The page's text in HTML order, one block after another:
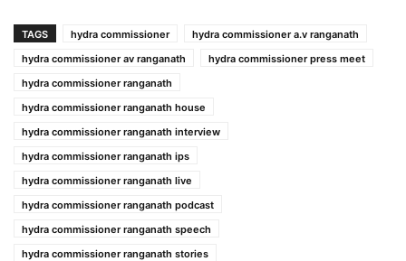
TAGS hydra commissioner
hydra commissioner a.v ranganath
hydra commissioner av ranganath
hydra commissioner press meet
hydra commissioner ranganath
hydra commissioner ranganath house
hydra commissioner ranganath interview
hydra commissioner ranganath ips
hydra commissioner ranganath live
hydra commissioner ranganath podcast
hydra commissioner ranganath speech
hydra commissioner ranganath stories